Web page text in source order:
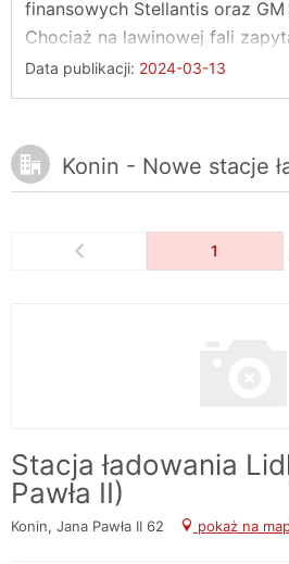
finansowych Stellantis oraz
Chociaż na lawinowej fali
Data publikacji: 2024-03-13
Konin - Nowe stacje
1
Stacja ładowania
Pawła II)
Konin, Jana Pawła II 62 pokaż na